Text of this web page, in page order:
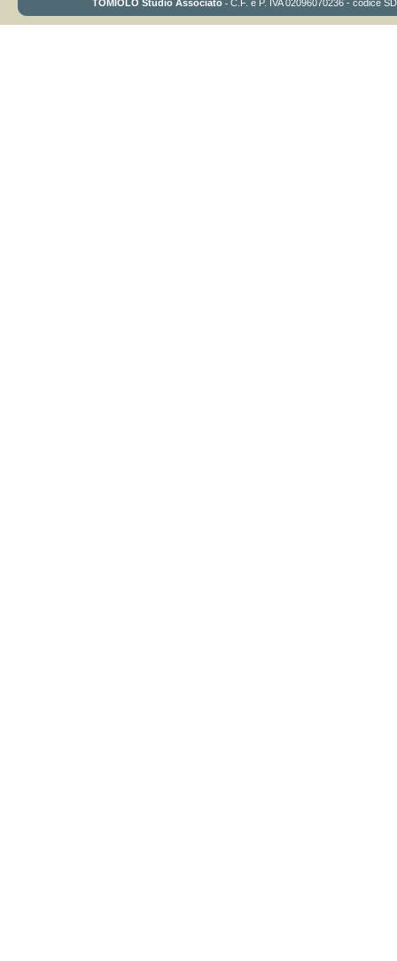
TOMIOLO Studio Associato- C.F. e P. IVA 02096070236 - codice